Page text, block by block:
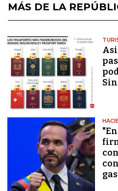
MÁS DE LA